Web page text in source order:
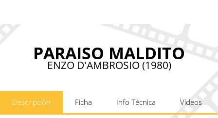
PARAISO MALDITO
ENZO D'AMBROSIO (1980)
Descripción Ficha Info Técnica Vídeos